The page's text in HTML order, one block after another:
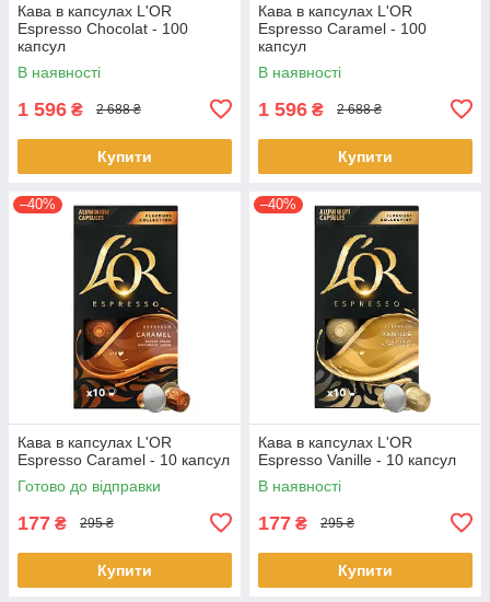
Кава в капсулах L'OR
Espresso Chocolat - 100
капсул
В наявності
1 596 ₴ 2 688 ₴
Купити
Кава в капсулах L'OR
Espresso Caramel - 100
капсул
В наявності
1 596 ₴ 2 688 ₴
Купити
–40%
Кава в капсулах L'OR
Espresso Caramel - 10 капсул
Готово до відправки
177 ₴ 295 ₴
Купити
–40%
Кава в капсулах L'OR
Espresso Vanille - 10 капсул
В наявності
177 ₴ 295 ₴
Купити